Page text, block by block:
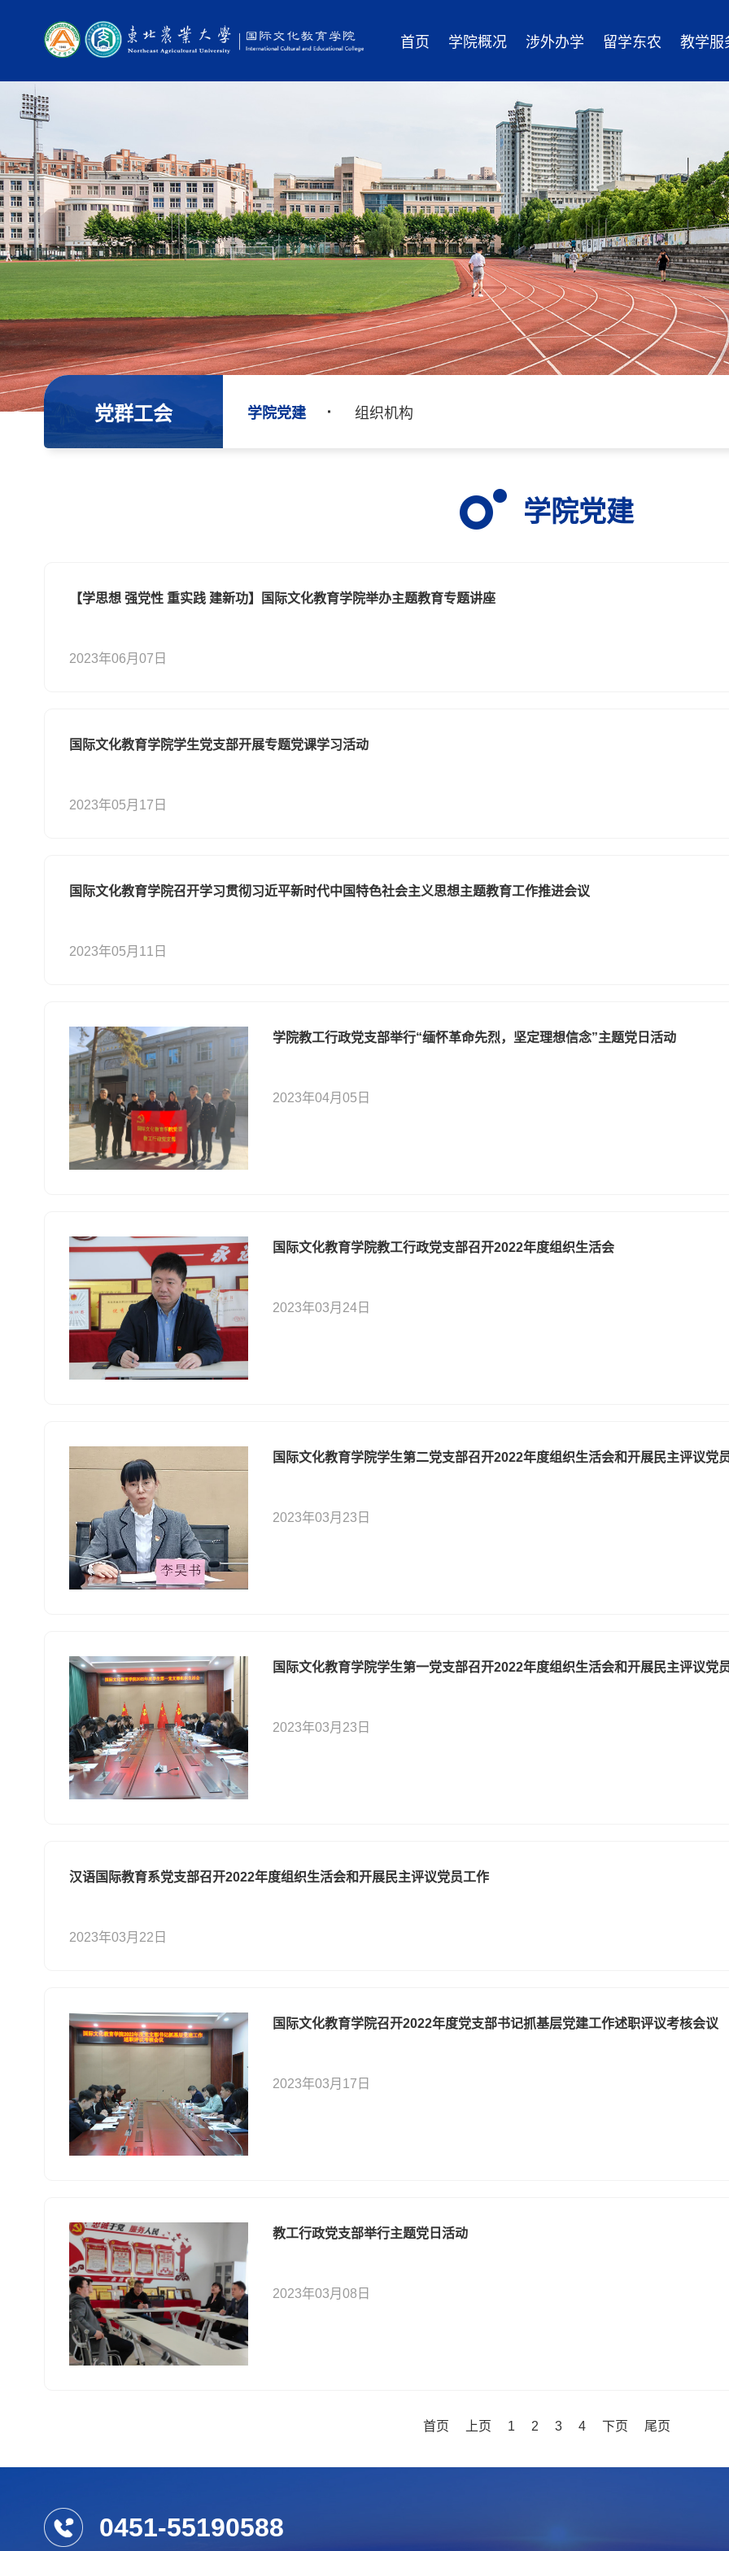
首页 学院概况 涉外办学 留学东农 教学服
党群工会 学院党建 组织机构
学院党建
【学思想 强党性 重实践 建新功】国际文化教育学院举办主题教育专题讲座
2023年06月07日
国际文化教育学院学生党支部开展专题党课学习活动
2023年05月17日
国际文化教育学院召开学习贯彻习近平新时代中国特色社会主义思想主题教育工作推进会议
2023年05月11日
学院教工行政党支部举行“缅怀革命先烈，坚定理想信念”主题党日活动
2023年04月05日
国际文化教育学院教工行政党支部召开2022年度组织生活会
2023年03月24日
国际文化教育学院学生第二党支部召开2022年度组织生活会和开展民主评议党
2023年03月23日
国际文化教育学院学生第一党支部召开2022年度组织生活会和开展民主评议党
2023年03月23日
汉语国际教育系党支部召开2022年度组织生活会和开展民主评议党员工作
2023年03月22日
国际文化教育学院召开2022年度党支部书记抓基层党建工作述职评议考核会议
2023年03月17日
教工行政党支部举行主题党日活动
2023年03月08日
首页 上页 1 2 3 4 下页 尾页
0451-55190588